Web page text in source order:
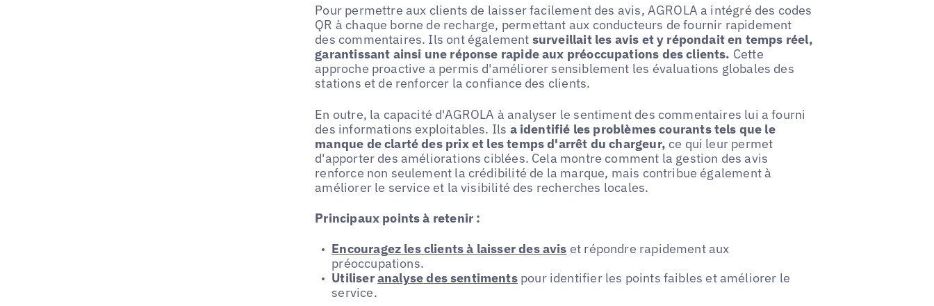
Pour permettre aux clients de laisser facilement des avis, AGROLA a intégré des codes
QR à chaque borne de recharge, permettant aux conducteurs de fournir rapidement
des commentaires. Ils ont également surveillait les avis et y répondait en temps réel,
garantissant ainsi une réponse rapide aux préoccupations des clients. Cette
approche proactive a permis d'améliorer sensiblement les évaluations globales des
stations et de renforcer la confiance des clients.
En outre, la capacité d'AGROLA à analyser le sentiment des commentaires lui a fourni
des informations exploitables. Ils a identifié les problèmes courants tels que le
manque de clarté des prix et les temps d'arrêt du chargeur, ce qui leur permet
d'apporter des améliorations ciblées. Cela montre comment la gestion des avis
renforce non seulement la crédibilité de la marque, mais contribue également à
améliorer le service et la visibilité des recherches locales.
Principaux points à retenir :
Encouragez les clients à laisser des avis et répondre rapidement aux
préoccupations.
Utiliseranalyse des sentimentspour identifier les points faibles et améliorer le
service.